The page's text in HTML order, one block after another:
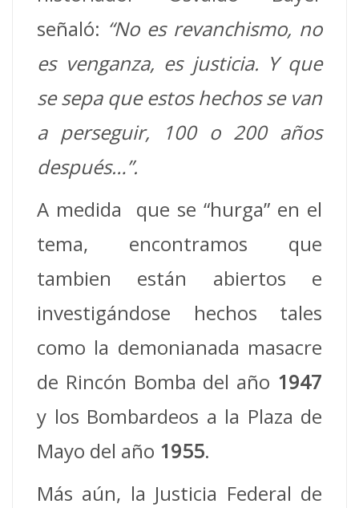
señaló: “No es revanchismo, no
es venganza, es justicia. Y que
se sepa que estos hechos se van
a perseguir, 100 o 200 años
después…”.
A medida que se “hurga” en el
tema, encontramos que
tambien están abiertos e
investigándose hechos tales
como la demonianada masacre
de Rincón Bomba del año 1947
y los Bombardeos a la Plaza de
Mayo del año 1955.
Más aún, la Justicia Federal de